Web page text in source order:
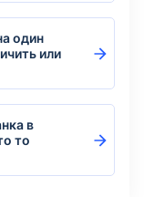
один
или
в
то